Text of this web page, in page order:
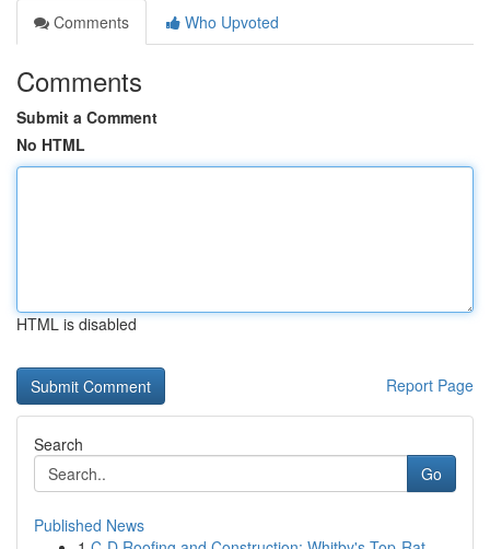
Comments
Who Upvoted
Comments
Submit a Comment
No HTML
HTML is disabled
Report Page
Search
Go
Published News